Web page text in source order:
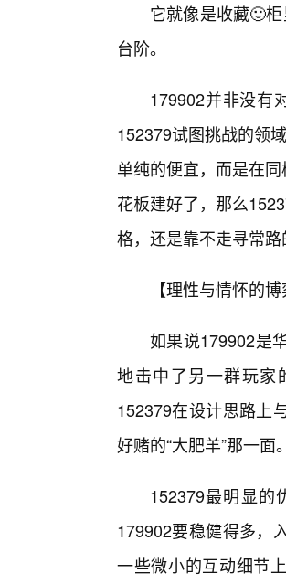
它就像是收藏🙂
台阶。
179902并非没有
152379试图挑战的领
单纯的便宜，而是在
花板建好了，那么
格，还是靠不走寻常
【理性与情怀的
如果说179902是
地击中了另一群玩家
152379在设计思路上
好赌的“大肥羊”那一面。
152379最明显的
179902要稳健得多，
一些微小的互动细节